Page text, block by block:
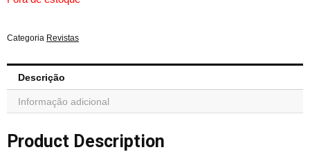
Categoria Revistas
Descrição
Informação adicional
Product Description